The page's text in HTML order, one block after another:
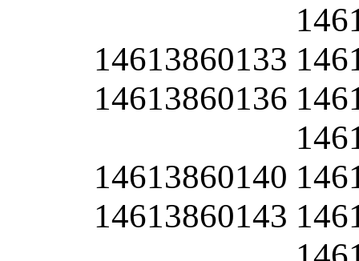
14613860133
14613860136
14613860140
14613860143